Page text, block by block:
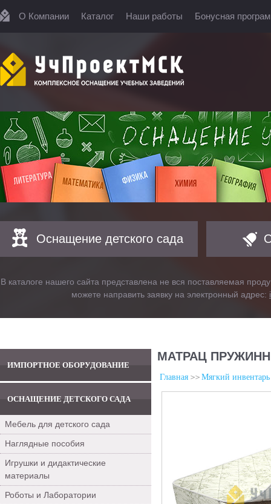
О Компании Каталог Наши работы Бонусная
Оснащение детского сада
В каталоге нашего сайта представлена не вся поставляемая
можете направить заявку на электронный адрес:
ИМПОРТНОЕ ОБОРУДОВАНИЕ
ОСНАЩЕНИЕ ДЕТСКОГО САДА
Мебель для детского сада
Наглядные пособия
Игрушки и дидактические
материалы
Роботы и Лаборатории
МАТРАЦ
Главная Мягкий инвентарь